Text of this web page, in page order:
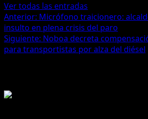
Ver todas las entradas
Navegación
de
entradas
Anterior: Micrófono traicionero:
insulto en plena crisis del paro
Siguiente: Noboa decreta
para transportistas por alza del diésel